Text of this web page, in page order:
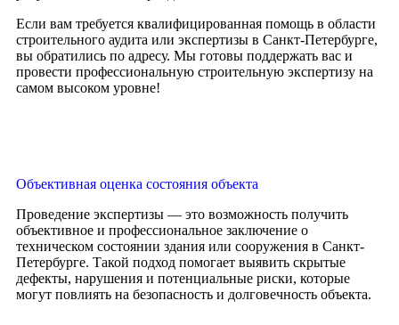
Если вам требуется квалифицированная помощь в области
строительного аудита или экспертизы в Санкт-Петербурге,
вы обратились по адресу. Мы готовы поддержать вас и
провести профессиональную строительную экспертизу на
самом высоком уровне!
Объективная оценка состояния объекта
Проведение экспертизы — это возможность получить
объективное и профессиональное заключение о
техническом состоянии здания или сооружения в Санкт-
Петербурге. Такой подход помогает выявить скрытые
дефекты, нарушения и потенциальные риски, которые
могут повлиять на безопасность и долговечность объекта.